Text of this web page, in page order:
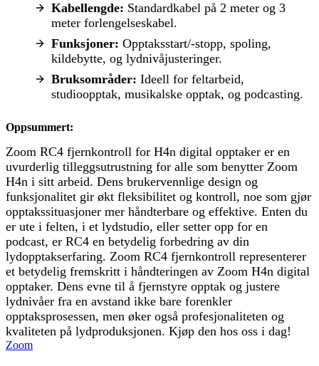
Kabellengde: Standardkabel på 2 meter og 3
meter forlengelseskabel.
Funksjoner: Opptaksstart/-stopp, spoling,
kildebytte, og lydnivåjusteringer.
Bruksområder: Ideell for feltarbeid,
studioopptak, musikalske opptak, og podcasting.
Oppsummert:
Zoom RC4 fjernkontroll for H4n digital opptaker er en
uvurderlig tilleggsutrustning for alle som benytter Zoom
H4n i sitt arbeid. Dens brukervennlige design og
funksjonalitet gir økt fleksibilitet og kontroll, noe som gjør
opptakssituasjoner mer håndterbare og effektive. Enten du
er ute i felten, i et lydstudio, eller setter opp for en
podcast, er RC4 en betydelig forbedring av din
lydopptakserfaring. Zoom RC4 fjernkontroll representerer
et betydelig fremskritt i håndteringen av Zoom H4n digital
opptaker. Dens evne til å fjernstyre opptak og justere
lydnivåer fra en avstand ikke bare forenkler
opptaksprosessen, men øker også profesjonaliteten og
kvaliteten på lydproduksjonen. Kjøp den hos oss i dag!
Zoom